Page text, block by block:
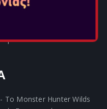
αξιοποιώντας τους
αυτών των νέων
- Το Monster Hunter Wilds